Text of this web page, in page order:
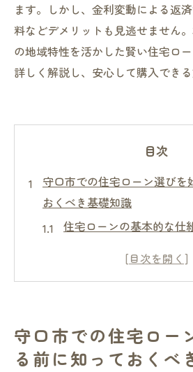
ます。しかし、金利変動による返
料などデメリットも見逃せません
の地域特性を活かした賢い住宅ロ
詳しく解説し、安心して購入できる
目次
守口市での住宅ローン選びを
おくべき基礎知識
住宅ローンの基本的な仕
守口市の地域特性が影響
住宅ローンにおける金利
住宅ローンの審査基準と
守口市での住宅ロー
る前に知っておくべ